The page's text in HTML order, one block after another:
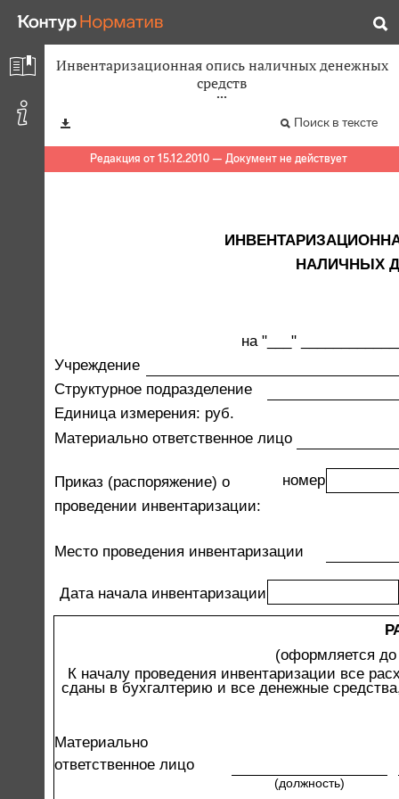
Инвентаризационная опись наличных денежных
средств
Поиск в тексте
Редакция от 15.12.2010 — Документ не действует
НАЛИЧНЫХ
на "___"
Учреждение
Структурное подразделение
Единица измерения: руб.
Материально ответственное лицо
Приказ (распоряжение) о
номер
проведении инвентаризации:
Место проведения инвентаризации
Дата начала инвентаризации
(оформляется
К началу проведения инвентаризации все
сданы в бухгалтерию и все денежные
Материально
ответственное лицо
(должность)